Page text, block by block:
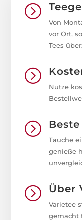
=
Von
vor Ort,
Tees
=
Nutze
=
Tauche
genieße
= Über
Varietee
gemacht